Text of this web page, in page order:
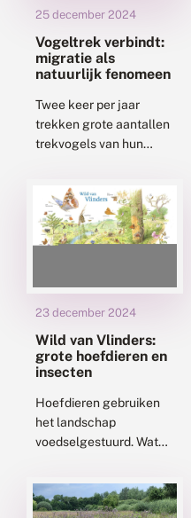
25 december 2024
Vogeltrek verbindt:
migratie als
natuurlijk fenomeen
Twee keer per jaar
trekken grote aantallen
trekvogels van hun
en weer terug. Tijdens
hun reis verbinden ze
landen, continenten én...
23 december 2024
Wild van Vlinders:
grote hoefdieren en
insecten
Hoefdieren gebruiken
het landschap
voedselgestuurd. Wat
verschillende
insectenstadia? Welke